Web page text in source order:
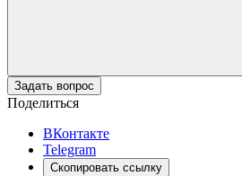
Задать вопрос
Поделиться
ВКонтакте
Telegram
Скопировать ссылку